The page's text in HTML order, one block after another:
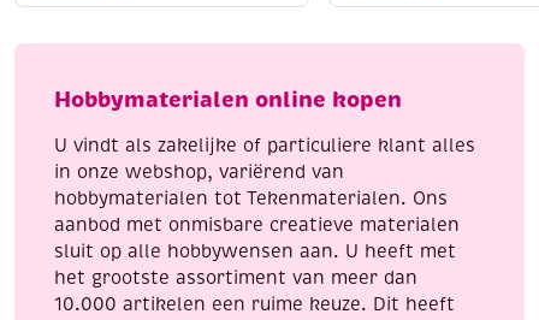
ml,
aantal
aantal
Hobbymaterialen online kopen
U vindt als zakelijke of particuliere klant alles
in onze webshop, variërend van
hobbymaterialen tot Tekenmaterialen. Ons
aanbod met onmisbare creatieve materialen
sluit op alle hobbywensen aan. U heeft met
het grootste assortiment van meer dan
10.000 artikelen een ruime keuze. Dit heeft